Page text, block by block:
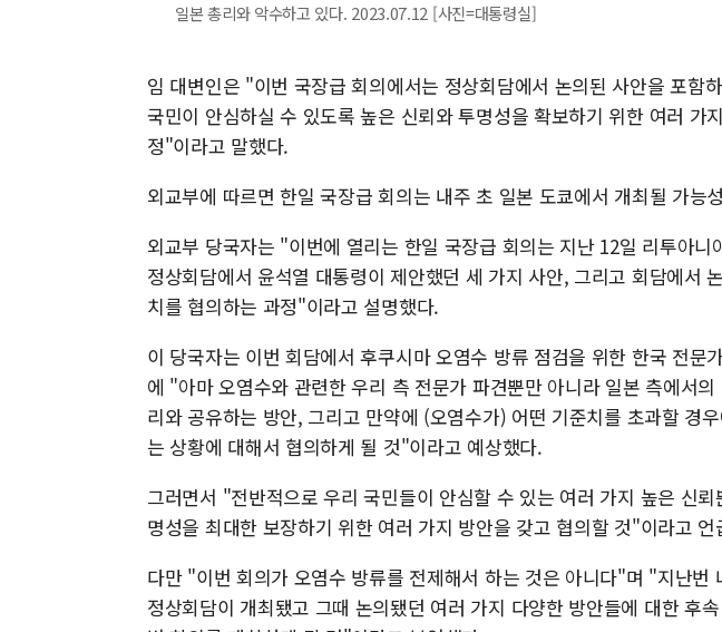
일본 총리와 악수하고 있다. 2023.07.12 [사진=대통령실]
임 대변인은 "이번 국장급 회의에서는 정상회담에서 논의된 사안을 포함
국민이 안심하실 수 있도록 높은 신뢰와 투명성을 확보하기 위한 여러 가
정"이라고 말했다.
외교부에 따르면 한일 국장급 회의는 내주 초 일본 도쿄에서 개최될 가능
외교부 당국자는 "이번에 열리는 한일 국장급 회의는 지난 12일 리투아니
정상회담에서 윤석열 대통령이 제안했던 세 가지 사안, 그리고 회담에서
치를 협의하는 과정"이라고 설명했다.
이 당국자는 이번 회담에서 후쿠시마 오염수 방류 점검을 위한 한국 전문
에 "아마 오염수와 관련한 우리 측 전문가 파견뿐만 아니라 일본 측에서
리와 공유하는 방안, 그리고 만약에 (오염수가) 어떤 기준치를 초과할 경
는 상황에 대해서 협의하게 될 것"이라고 예상했다.
그러면서 "전반적으로 우리 국민들이 안심할 수 있는 여러 가지 높은 신
명성을 최대한 보장하기 위한 여러 가지 방안을 갖고 협의할 것"이라고 언
다만 "이번 회의가 오염수 방류를 전제해서 하는 것은 아니다"며 "지난번
정상회담이 개최됐고 그때 논의됐던 여러 가지 다양한 방안들에 대한 후